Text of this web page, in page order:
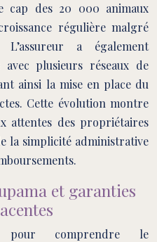
cap des 20 000 animaux
régulière malgré
a également
plusieurs réseaux de
ainsi la mise en place du
Cette évolution montre
attentes des propriétaires
la simplicité administrative
et garanties
pour comprendre le